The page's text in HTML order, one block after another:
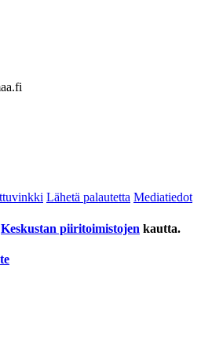
Lähetä palautetta Mediatiedot
Keskustan piiritoimistojen kautta.